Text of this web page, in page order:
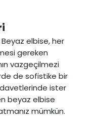
elbise, her
gereken
vazgeçilmezi
de sofistike bir
ister
beyaz elbise
mümkün.